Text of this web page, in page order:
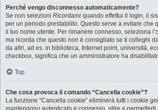
Perché vengo disconnesso automaticamente?
Se non selezioni Ricordami quando effettui il login, il
per un periodo prestabilito. Questo serve a evitare che
il tuo nome utente. Per rimanere connesso, seleziona
ma ricorda che questo non è consigliato se ti colleghi
da altri, ad es. in biblioteca, Internet point, università,
checkbox, significa che un amministratore ha
Top
Che cosa provoca il comando “Cancella cookie”?
La funzione “Cancella cookie” eliminerà tutti i cookie
mantengono autenticato e connesso, oltre a